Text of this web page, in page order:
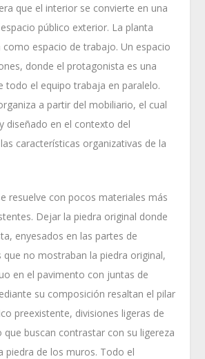
que el interior se convierte en una
público exterior. La planta
como espacio de trabajo. Un espacio
donde el protagonista es una
todo el equipo trabaja en paralelo.
a partir del mobiliario, el cual
diseñado en el contexto del
características organizativas de la
resuelve con pocos materiales más
Dejar la piedra original donde
enyesados ​​en las partes de
que no mostraban la piedra original,
en el pavimento con juntas de
su composición resaltan el pilar
preexistente, divisiones ligeras de
que buscan contrastar con su ligereza
piedra de los muros. Todo el